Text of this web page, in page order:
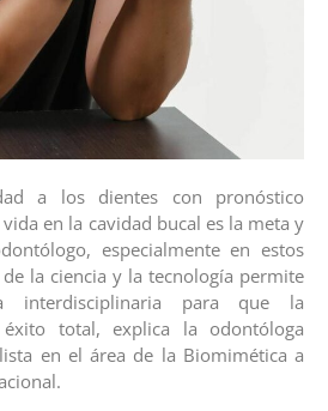
a los dientes con pronóstico
en la cavidad bucal es la meta y
especialmente en estos
la ciencia y la tecnología permite
interdisciplinaria para que la
total, explica la odontóloga
en el área de la Biomimética a